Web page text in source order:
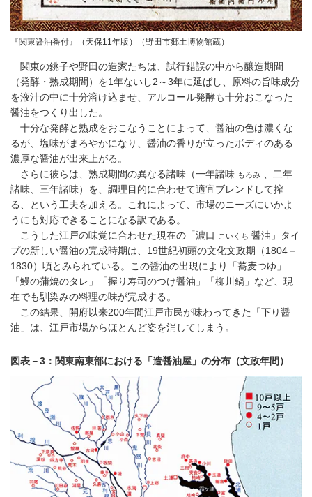
『関東醤油番付』（天保11年版）（野田市郷土博物館蔵）
関東の銚子や野田の造家たちは、試行錯誤の中から醸造期間
（発酵・熟成期間）を1年ないし2～3年に延ばし、原料の旨味成分
を液汁の中に十分溶け込ませ、アルコール発酵も十分おこなった
醤油をつくり出した。
十分な発酵と熟成をおこなうことによって、醤油の色は濃くな
るが、塩味がまろやかになり、醤油の香りが立ったボディのある
濃厚な醤油が出来上がる。
さらに彼らは、熟成期間の異なる諸味（一年諸味 もろみ
、二年
諸味、三年諸味）を、調理目的に合わせて適宜ブレンドして搾
る、という工夫を加える。これによって、市場のニーズにいかよ
うにも対応できることになる訳である。
こうした江戸の味覚に合わせた現在の「濃口
こいくち 醤油」タイ
プの新しい醤油の完成時期は、19世紀初頭の文化文政期（1804－
1830）頃とみられている。この醤油の出現により「蕎麦つゆ」
「鰻の蒲焼のタレ」「握り寿司のつけ醤油」「柳川鍋」など、現
在でも馴染みの料理の味が完成する。
この結果、開府以来200年間江戸市民が味わってきた「下り醤
油」は、江戸市場からほとんど姿を消してしまう。
図表－3：関東南東部における「造醤油屋」の分布（文政年間）